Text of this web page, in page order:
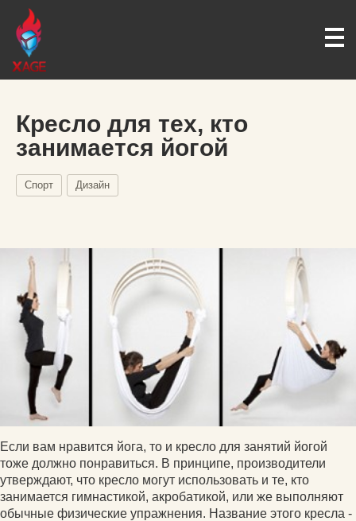
Кресло для тех, кто
занимается йогой
Спорт Дизайн
Если вам нравится йога, то и кресло для занятий йогой
тоже должно понравиться. В принципе, производители
утверждают, что кресло могут использовать и те, кто
занимается гимнастикой, акробатикой, или же выполняют
обычные физические упражнения. Название этого кресла -